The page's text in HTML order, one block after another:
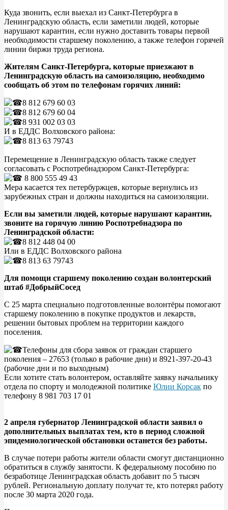
Куда звонить, если выехал из Санкт-Петербурга в
Ленинградскую область, если заметили людей, которые
нарушают карантин, если нужно доставить товары первой
необходимости старшему поколению, а также телефон горячей
линии биржи труда региона.
Жителям Санкт-Петербурга, которые приезжают в
Ленинградскую область на самоизоляцию, необходимо
сообщать об этом по телефонам горячих линий:
8 812 679 60 03
8 812 679 60 04
8 931 002 03 03
И в ЕДДС Волховского района:
8 813 63 79743
Перемещение в Ленинградскую область также следует
согласовать с Роспотребнадзором Санкт-Петербурга:
8 800 555 49 43
Мера касается тех петербуржцев, которые вернулись из
зарубежных стран и должны находиться на самоизоляции.
Если вы заметили людей, которые нарушают карантин,
звоните на горячую линию Роспотребнадзора по
Ленинградской области:
8 812 448 04 00
Или в ЕДДС Волховского района
8 813 63 79743
Для помощи старшему поколению создан волонтерский
штаб #ДобрыйСосед
С 25 марта специально подготовленные волонтёры помогают
старшему поколению в покупке продуктов и лекарств,
решении бытовых проблем на территории каждого
поселения.
Телефоны для сбора заявок от граждан старшего
поколения – 27653 (только в рабочие дни) и 8921-397-20-43
(рабочие дни и по выходным)
Если хотите стать волонтером, оставляйте заявку начальнику
отдела по спорту и молодежной политике Юлии Корсак по
телефону 8 981 703 17 01
2 апреля губернатор Ленинградской области заявил о
дополнительных выплатах тем, кто в период сложной
эпидемиологической обстановки останется без работы.
В случае потери работы жители области смогут дистанционно
обратиться в службу занятости. К федеральному пособию по
безработице Ленинградская область добавит по 5 тысяч
рублей. Региональную доплату получат те, кто потерял работу
после 30 марта 2020 года.